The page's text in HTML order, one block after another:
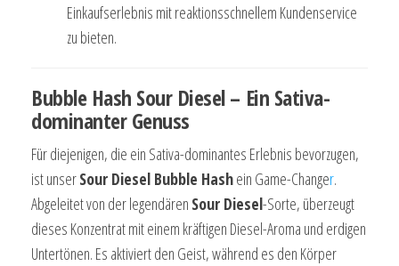
Einkaufserlebnis mit reaktionsschnellem Kundenservice
zu bieten.
Bubble Hash Sour Diesel – Ein Sativa-
dominanter Genuss
Für diejenigen, die ein Sativa-dominantes Erlebnis bevorzugen,
ist unserSour Diesel Bubble Hashein Game-Changer.
Abgeleitet von der legendären Sour Diesel-Sorte, überzeugt
dieses Konzentrat mit einem kräftigen Diesel-Aroma und erdigen
Untertönen. Es aktiviert den Geist, während es den Körper